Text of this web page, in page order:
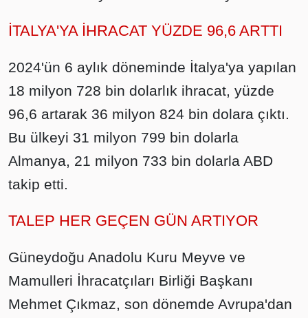
İTALYA'YA İHRACAT YÜZDE 96,6 ARTTI
2024'ün 6 aylık döneminde İtalya'ya yapılan
18 milyon 728 bin dolarlık ihracat, yüzde
96,6 artarak 36 milyon 824 bin dolara çıktı.
Bu ülkeyi 31 milyon 799 bin dolarla
Almanya, 21 milyon 733 bin dolarla ABD
takip etti.
TALEP HER GEÇEN GÜN ARTIYOR
Güneydoğu Anadolu Kuru Meyve ve
Mamulleri İhracatçıları Birliği Başkanı
Mehmet Çıkmaz, son dönemde Avrupa'dan